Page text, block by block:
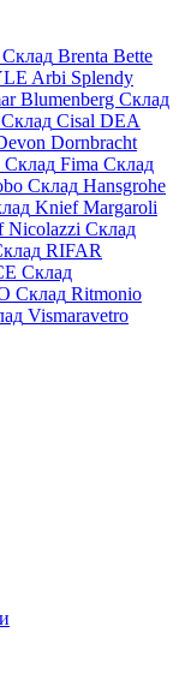
Склад Brenta Bette
Arbi Splendy
Blumenberg Склад
Склад Cisal DEA
Dornbracht
Склад Fima Склад
Склад Hansgrohe
KniefMargaroli
Nicolazzi Склад
RIFAR
Склад
Склад Ritmonio
Vismaravetro